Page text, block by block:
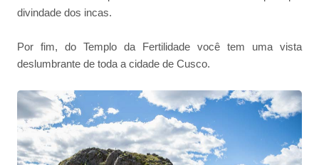
divindade dos incas.
Por fim, do Templo da Fertilidade você tem uma vista
deslumbrante de toda a cidade de Cusco.